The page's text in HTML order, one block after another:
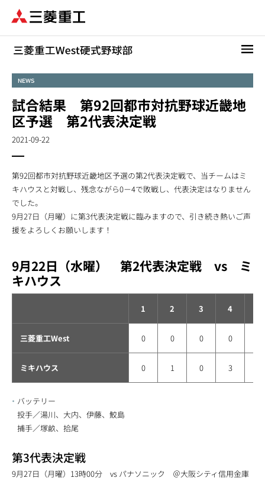
ン
NEWS
試合結果 第92回都市対抗野球近畿地
区予選 第2代表決定戦
2021-09-22
第92回都市対抗野球近畿地区予選の第2代表決定戦で、当チームはミ
キハウスと対戦し、残念ながら0－4で敗戦し、代表決定はなりません
でした。
9月27日（月曜）に第3代表決定戦に臨みますので、引き続き熱いご声
援をよろしくお願いします！
9月22日（水曜） 第2代表決定戦 vs ミ
キハウス
1 2 3 4
三菱重工West 0 0 0 0
ミキハウス 0 1 0 3
バッテリー
投手／湯川、大内、伊藤、鮫島
捕手／塚畝、拾尾
第3代表決定戦
9月27日（月曜）13時00分 vs パナソニック ＠大阪シティ信用金庫